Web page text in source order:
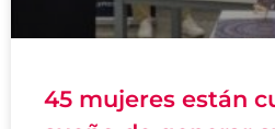
45 mujeres están